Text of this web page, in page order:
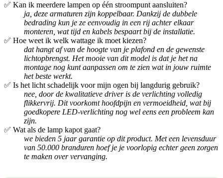
✅ Kan ik meerdere lampen op één stroompunt aansluiten?
ja, deze armaturen zijn koppelbaar. Dankzij de dubbele
bedrading kun je ze eenvoudig in een rij achter elkaar
monteren, wat tijd en kabels bespaart bij de installatie.
✅ Hoe weet ik welk wattage ik moet kiezen?
dat hangt af van de hoogte van je plafond en de gewenste
lichtopbrengst. Het mooie van dit model is dat je het na
montage nog kunt aanpassen om te zien wat in jouw ruimte
het beste werkt.
✅ Is het licht schadelijk voor mijn ogen bij langdurig gebruik?
nee, door de kwalitatieve driver is de verlichting volledig
flikkervrij. Dit voorkomt hoofdpijn en vermoeidheid, wat bij
goedkopere LED-verlichting nog wel eens een probleem kan
zijn.
✅ Wat als de lamp kapot gaat?
we bieden 5 jaar garantie op dit product. Met een levensduur
van 50.000 branduren hoef je je voorlopig echter geen zorgen
te maken over vervanging.